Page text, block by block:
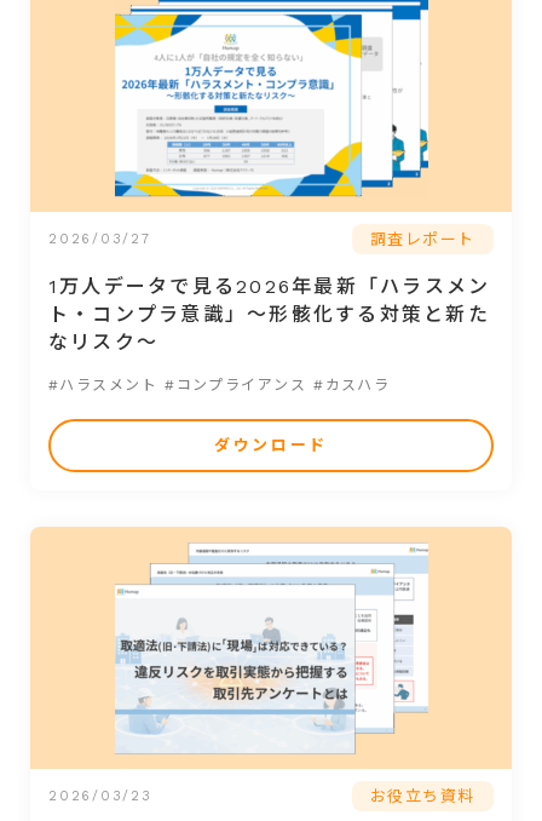
2026/03/27 調査レポート
1万人データで見る2026年最新「ハラスメン
ト・コンプラ意識」～形骸化する対策と新た
なリスク～
#ハラスメント #コンプライアンス #カスハラ
ダウンロード
2026/03/23 お役立ち資料